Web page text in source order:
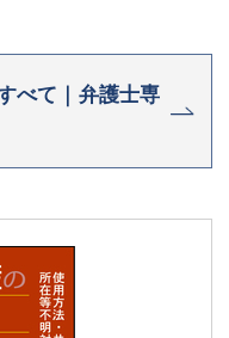
べて｜弁護士専